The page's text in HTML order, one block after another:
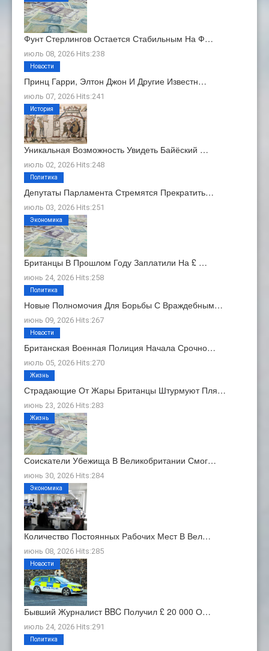
Фунт Стерлингов Остается Стабильным На Ф…
июль 08, 2026 Hits:238
Принц Гарри, Элтон Джон И Другие Известн…
июль 07, 2026 Hits:241
Новости
Уникальная Возможность Увидеть Байёский …
июль 02, 2026 Hits:248
История
Депутаты Парламента Стремятся Прекратить…
июль 03, 2026 Hits:251
Политика
Британцы В Прошлом Году Заплатили На £ …
июнь 24, 2026 Hits:258
Экономика
Новые Полномочия Для Борьбы С Враждебным…
июнь 09, 2026 Hits:267
Политика
Британская Военная Полиция Начала Срочно…
июль 05, 2026 Hits:270
Новости
Страдающие От Жары Британцы Штурмуют Пля…
июнь 23, 2026 Hits:283
Жизнь
Соискатели Убежища В Великобритании Смог…
июнь 30, 2026 Hits:284
Жизнь
Количество Постоянных Рабочих Мест В Вел…
июнь 08, 2026 Hits:285
Экономика
Бывший Журналист BBC Получил £ 20 000 О…
июль 24, 2026 Hits:291
Новости
Политика